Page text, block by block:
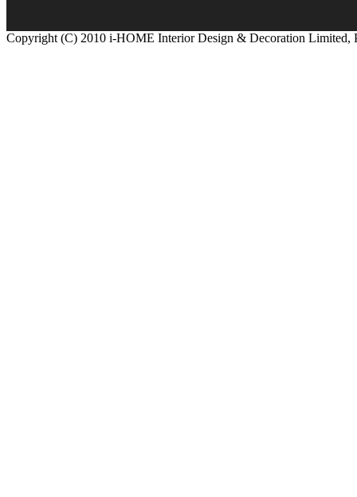
Copyright (C) 2010 i-HOME Interior Design & Decoration Limited,